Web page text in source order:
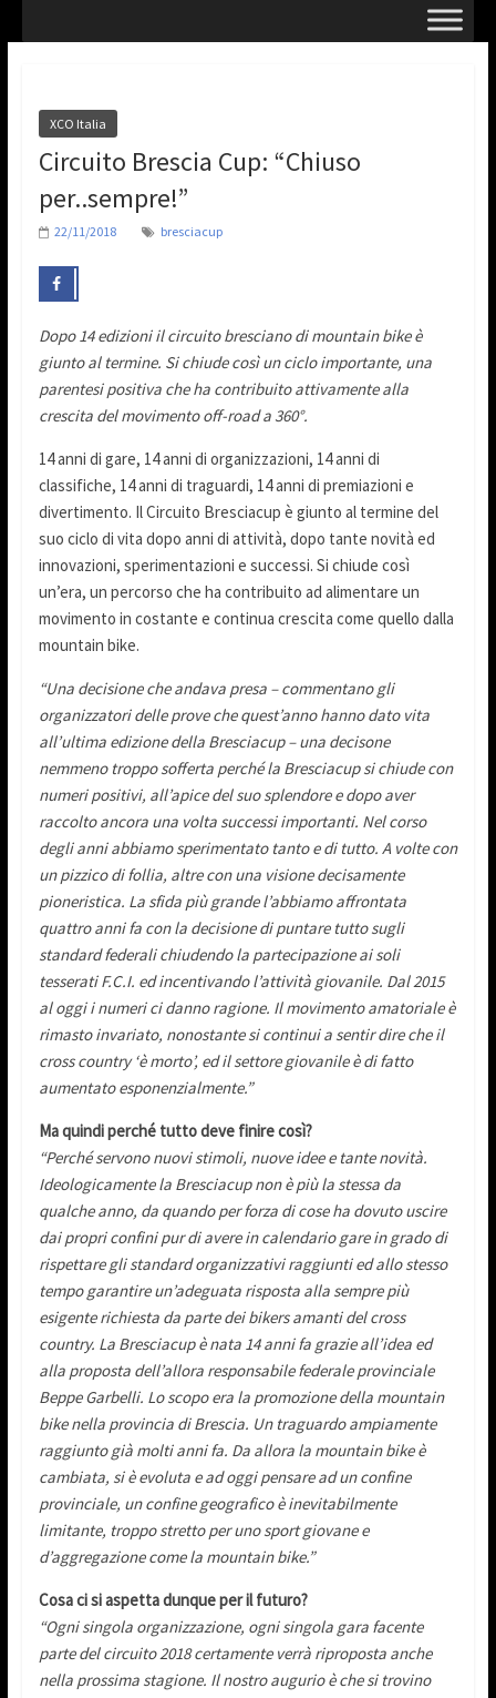
XCO Italia
Circuito Brescia Cup: “Chiuso
per..sempre!”
22/11/2018 bresciacup
Dopo 14 edizioni il circuito bresciano di mountain bike è
giunto al termine. Si chiude così un ciclo importante, una
parentesi positiva che ha contribuito attivamente alla
crescita del movimento off-road a 360°.
14 anni di gare, 14 anni di organizzazioni, 14 anni di
classifiche, 14 anni di traguardi, 14 anni di premiazioni e
divertimento. Il Circuito Bresciacup è giunto al termine del
suo ciclo di vita dopo anni di attività, dopo tante novità ed
innovazioni, sperimentazioni e successi. Si chiude così
un’era, un percorso che ha contribuito ad alimentare un
movimento in costante e continua crescita come quello dalla
mountain bike.
“Una decisione che andava presa – commentano gli
organizzatori delle prove che quest’anno hanno dato vita
all’ultima edizione della Bresciacup – una decisone
nemmeno troppo sofferta perché la Bresciacup si chiude con
numeri positivi, all’apice del suo splendore e dopo aver
raccolto ancora una volta successi importanti. Nel corso
degli anni abbiamo sperimentato tanto e di tutto. A volte con
un pizzico di follia, altre con una visione decisamente
pioneristica. La sfida più grande l’abbiamo affrontata
quattro anni fa con la decisione di puntare tutto sugli
standard federali chiudendo la partecipazione ai soli
tesserati F.C.I. ed incentivando l’attività giovanile. Dal 2015
al oggi i numeri ci danno ragione. Il movimento amatoriale è
rimasto invariato, nonostante si continui a sentir dire che il
cross country ‘è morto’, ed il settore giovanile è di fatto
aumentato esponenzialmente.”
Ma quindi perché tutto deve finire così?
“Perché servono nuovi stimoli, nuove idee e tante novità.
Ideologicamente la Bresciacup non è più la stessa da
qualche anno, da quando per forza di cose ha dovuto uscire
dai propri confini pur di avere in calendario gare in grado di
rispettare gli standard organizzativi raggiunti ed allo stesso
tempo garantire un’adeguata risposta alla sempre più
esigente richiesta da parte dei bikers amanti del cross
country. La Bresciacup è nata 14 anni fa grazie all’idea ed
alla proposta dell’allora responsabile federale provinciale
Beppe Garbelli. Lo scopo era la promozione della mountain
bike nella provincia di Brescia. Un traguardo ampiamente
raggiunto già molti anni fa. Da allora la mountain bike è
cambiata, si è evoluta e ad oggi pensare ad un confine
provinciale, un confine geografico è inevitabilmente
limitante, troppo stretto per uno sport giovane e
d’aggregazione come la mountain bike.”
Cosa ci si aspetta dunque per il futuro?
“Ogni singola organizzazione, ogni singola gara facente
parte del circuito 2018 certamente verrà riproposta anche
nella prossima stagione. Il nostro augurio è che si trovino